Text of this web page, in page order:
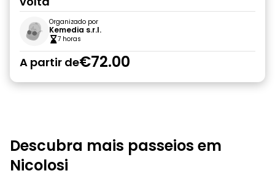
Organizado por
Kemedia s.r.l.
7 horas
A partir de€72.00
Descubra mais passeios em
Nicolosi